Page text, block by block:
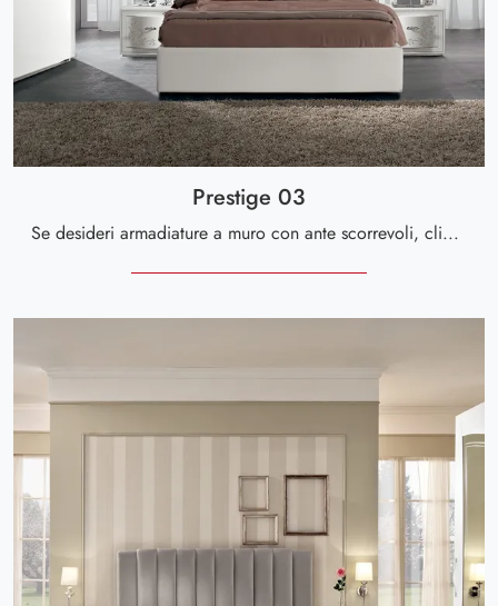
Prestige 03
Se desideri armadiature a muro con ante scorrevoli, clicca e scopri l'armadio Prestige 03 di Spar in legno laccato.